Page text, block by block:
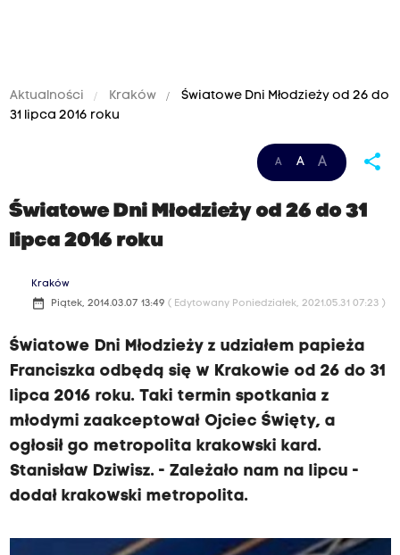
Aktualności Kraków
Światowe Dni Młodzieży od 26 do
31 lipca 2016 roku
A A A share
Światowe Dni Młodzieży od 26 do 31
lipca 2016 roku
Kraków
date_range Piątek, 2014.03.07 13:49 ( Edytowany Poniedziałek, 2021.05.31 07:23 )
Światowe Dni Młodzieży z udziałem papieża
Franciszka odbędą się w Krakowie od 26 do 31
lipca 2016 roku. Taki termin spotkania z
młodymi zaakceptował Ojciec Święty, a
ogłosił go metropolita krakowski kard.
Stanisław Dziwisz. - Zależało nam na lipcu -
dodał krakowski metropolita.